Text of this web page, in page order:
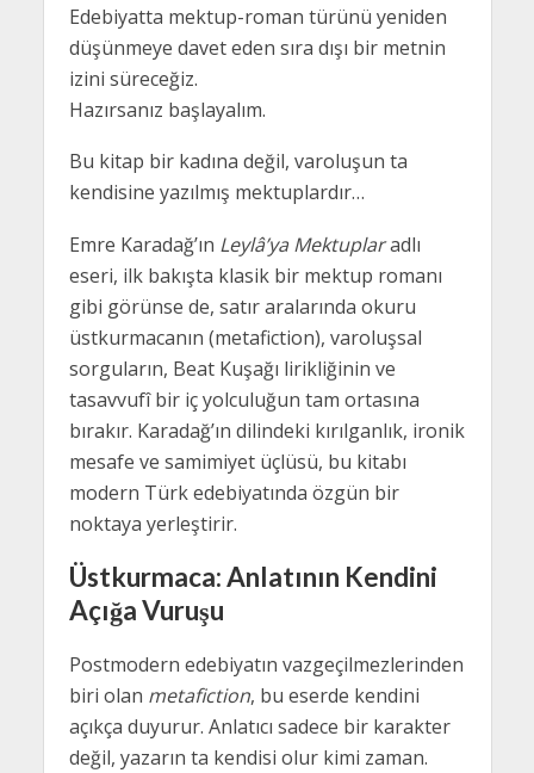
Edebiyatta mektup-roman türünü yeniden
düşünmeye davet eden sıra dışı bir metnin
izini süreceğiz.
Hazırsanız başlayalım.
Bu kitap bir kadına değil, varoluşun ta
kendisine yazılmış mektuplardır…
Emre Karadağ’ın Leylâ’ya Mektuplaradlı
eseri, ilk bakışta klasik bir mektup romanı
gibi görünse de, satır aralarında okuru
üstkurmacanın (metafiction), varoluşsal
sorguların, Beat Kuşağı lirikliğinin ve
tasavvufî bir iç yolculuğun tam ortasına
bırakır. Karadağ’ın dilindeki kırılganlık, ironik
mesafe ve samimiyet üçlüsü, bu kitabı
modern Türk edebiyatında özgün bir
noktaya yerleştirir.
Üstkurmaca: Anlatının Kendini
Açığa Vuruşu
Postmodern edebiyatın vazgeçilmezlerinden
biri olan metafiction, bu eserde kendini
açıkça duyurur. Anlatıcı sadece bir karakter
değil, yazarın ta kendisi olur kimi zaman.